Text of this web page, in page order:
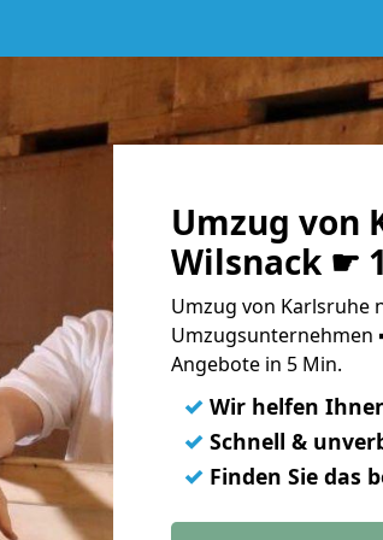
Umzug von
Wilsnack ☛
Umzug von Karlsruhe
Umzugsunternehmen
Angebote in 5 Min.
✓ Wir helfen
✓ Schnell &
✓ Finden Sie das